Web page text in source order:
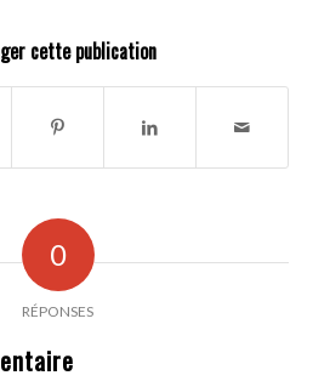
cette publication
0
RÉPONSES